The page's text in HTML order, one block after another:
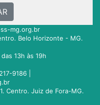
mg.org.br
Belo Horizonte - MG.
13h às 19h
9186 |
Centro. Juiz de Fora-MG.